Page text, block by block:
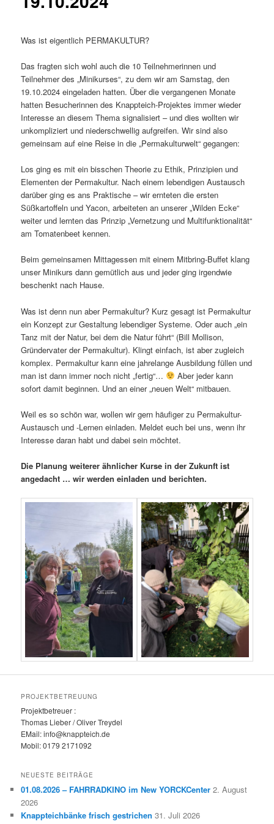
Was ist eigentlich PERMAKULTUR?
Das fragten sich wohl auch die 10 Teilnehmerinnen und
Teilnehmer des „Minikurses“, zu dem wir am Samstag, den
19.10.2024 eingeladen hatten. Über die vergangenen Monate
hatten Besucherinnen des Knappteich-Projektes immer wieder
Interesse an diesem Thema signalisiert – und dies wollten wir
unkompliziert und niederschwellig aufgreifen. Wir sind also
gemeinsam auf eine Reise in die „Permakulturwelt“ gegangen:
Los ging es mit ein bisschen Theorie zu Ethik, Prinzipien und
Elementen der Permakultur. Nach einem lebendigen Austausch
darüber ging es ans Praktische – wir ernteten die ersten
Süßkartoffeln und Yacon, arbeiteten an unserer „Wilden Ecke“
weiter und lernten das Prinzip „Vernetzung und Multifunktionalität“
am Tomatenbeet kennen.
Beim gemeinsamen Mittagessen mit einem Mitbring-Buffet klang
unser Minikurs dann gemütlich aus und jeder ging irgendwie
beschenkt nach Hause.
Was ist denn nun aber Permakultur? Kurz gesagt ist Permakultur
ein Konzept zur Gestaltung lebendiger Systeme. Oder auch „ein
Tanz mit der Natur, bei dem die Natur führt“ (Bill Mollison,
Gründervater der Permakultur). Klingt einfach, ist aber zugleich
komplex. Permakultur kann eine jahrelange Ausbildung füllen und
man ist dann immer noch nicht „fertig“…
Aber jeder kann
sofort damit beginnen. Und an einer „neuen Welt“ mitbauen.
Weil es so schön war, wollen wir gern häufiger zu Permakultur-
Austausch und -Lernen einladen. Meldet euch bei uns, wenn ihr
Interesse daran habt und dabei sein möchtet.
Die Planung weiterer ähnlicher Kurse in der Zukunft ist
angedacht … wir werden einladen und berichten.
PROJEKTBETREUUNG
Projektbetreuer :
Thomas Lieber / Oliver Treydel
EMail: info@knappteich.de
Mobil: 0179 2171092
NEUESTE BEITRÄGE
01.08.2026 – FAHRRADKINO im New YORCKCenter 2. August
2026
Knappteichbänke frisch gestrichen 31. Juli 2026